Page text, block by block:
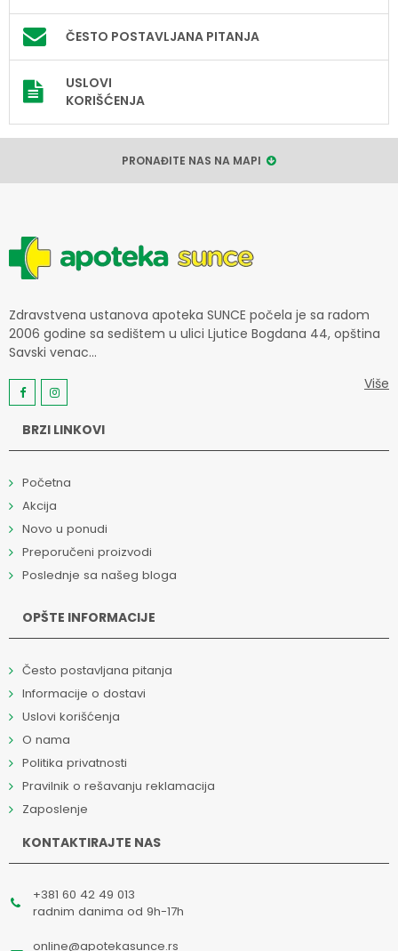
ČESTO POSTAVLJANA PITANJA
USLOVI
KORIŠĆENJA
PRONAĐITE NAS NA MAPI
Zdravstvena ustanova apoteka SUNCE počela je sa radom
2006 godine sa sedištem u ulici Ljutice Bogdana 44, opština
Savski venac...
Više
BRZI LINKOVI
Početna
Akcija
Novo u ponudi
Preporučeni proizvodi
Poslednje sa našeg bloga
OPŠTE INFORMACIJE
Često postavljana pitanja
Informacije o dostavi
Uslovi korišćenja
O nama
Politika privatnosti
Pravilnik o rešavanju reklamacija
Zaposlenje
KONTAKTIRAJTE NAS
+381 60 42 49 013
radnim danima od 9h-17h
online@apotekasunce.rs